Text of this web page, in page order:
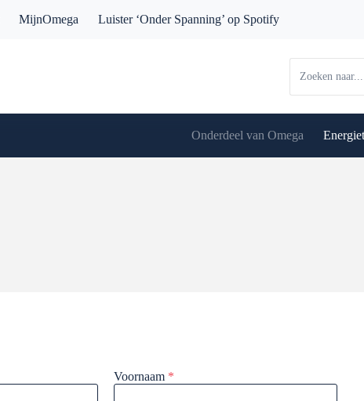
MijnOmega Luister ‘Onder Spanning’ op Spotify
Onderdeel van Omega
Voornaam *